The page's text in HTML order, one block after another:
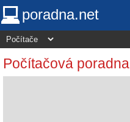
poradna.net
Počítačová poradna